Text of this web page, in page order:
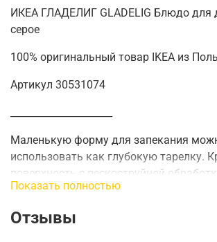
ИКЕА ГЛАДЕЛИГ GLADELIG Блюдо для
серое
100% оригинальный товар IKEA из
Артикул 30531074
Маленькую форму для запекания
использовать как глубокую тарелку.
поверхность с пескоструйной
каждый прием пищи в настоящее
стол.
Показать полностью
Отзывы